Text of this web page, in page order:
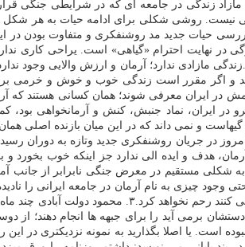
زندگی در جامعه ای كه در شرایطی جنگی
نیست. روشی شكلی برای ادامه حیات به هر شكل
حیات جدید مد روشنفكری و متفاوت بودن در
در نهایت احترام «گیاهی» است. یراحی كاری
مازادی ندارد؛ آرمان و ارزش والایی وجود
و اگر مقرر است زندگی خوب و خوش و خرمی برای
كسانی هستند كه آرمانگرایانه به جنگ رفتند.۳. چه بلایی بر سر جامعه ایرانی آمده است كه هنرمندانش از آرمان
در ایران، نماد جنبش، كنش و آرمانخواهی بود،
و نمی داند كه در این میان بازنده اصلی
در جریان روشنفكری جدید وتازه به دوران
هدف و ایده الی ندارد جز اینكه خوب بخورد و
وجود چیزی به نام آرمان در جامعه ایرانی را
با مهر درباره روزگار جنگ گفته بود و از اینكه همان زمان تیم چندده نفره ای از فعالان عرصه
برمی آید را برای جبهه ها انجام دهند؛ از
است. یا اصلا بگذارید به نمونه نزدیكتری در